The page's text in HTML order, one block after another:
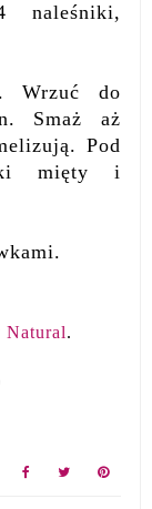
naleśniki,
Wrzuć do
Smaż aż
Pod
mięty i
Natural.